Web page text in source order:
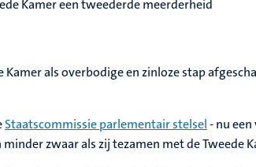
Kamer een tweederde meerderheid
als overbodige en zinloze stap
Staatscommissie parlementair stelsel- nu
zwaar als zij tezamen met de Tweede